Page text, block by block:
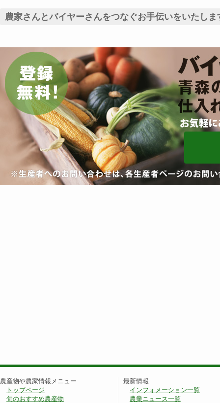
農家さんとバイヤーさんをつなぐお手伝いをいたしま
農産物や農家情報メニュー
トップページ
旬のおすすめ農産物
最新情報
インフォメーション一覧
農業ニュース一覧